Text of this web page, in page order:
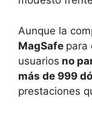
Aunque la
MagSafe para
usuarios no
más de 999
prestaciones